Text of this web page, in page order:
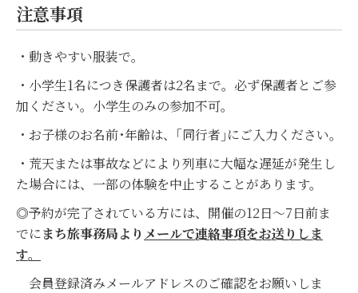
注意事項
・動きやすい服装で。
・小学生1名につき保護者は2名まで。必ず保護者とご参
加ください。小学生のみの参加不可。
・お子様のお名前･年齢は、｢同行者｣にご入力ください。
・荒天または事故などにより列車に大幅な遅延が発生し
た場合には、一部の体験を中止することがあります。
◎予約が完了されている方には、開催の12日～7日前ま
でにまち旅事務局より メールで連絡事項をお送りしま
す。
会員登録済みメールアドレスのご確認をお願いしま